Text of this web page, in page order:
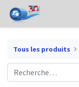
Tous les produits